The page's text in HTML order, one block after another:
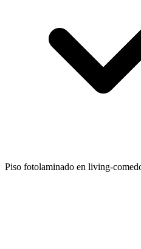
Piso fotolaminado en living-